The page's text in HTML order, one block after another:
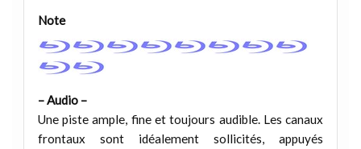
Note
– Audio –
Une piste ample, fine et toujours audible. Les canaux
frontaux sont idéalement sollicités, appuyés